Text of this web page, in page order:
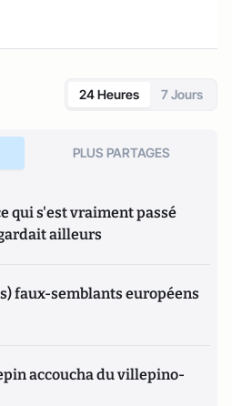
24 Heures 7 Jours
PLUS PARTAGES
qui s'est vraiment passé
ailleurs
faux-semblants européens
accoucha du villepino-